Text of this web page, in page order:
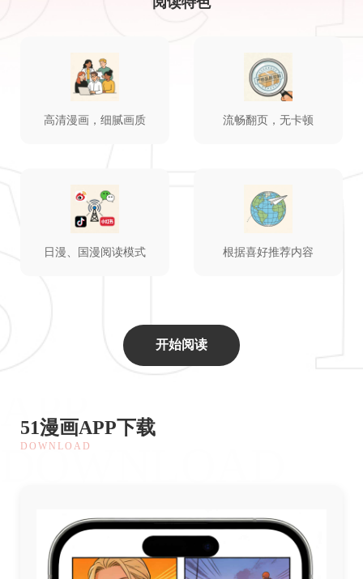
高清漫画，细腻画质 流畅翻页，无卡顿
日漫、国漫阅读模式 根据喜好推荐内容
开始阅读
APP
DOWNLOAD
51漫画APP下载
DOWNLOAD